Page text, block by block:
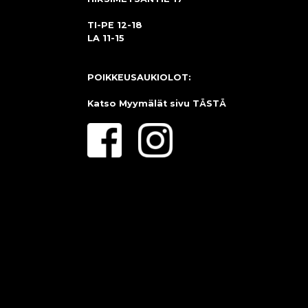
TI-PE 12-18
LA 11-15
POIKKEUSAUKIOLOT:
Katso Myymälät sivu TÄSTÄ